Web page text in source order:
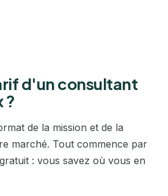
d'un consultant
?
de la mission et de la
marché. Tout commence par
: vous savez où vous en